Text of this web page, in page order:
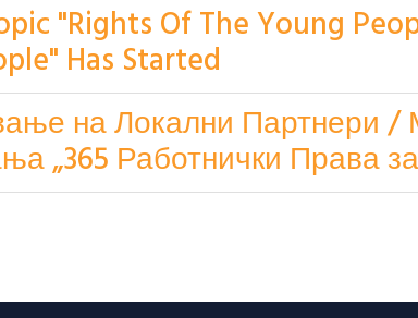
"Rights Of The Young
Has Started
на Локални Партнери /
„365 Работнички Права